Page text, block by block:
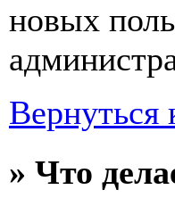
новых
Вернуться
» Что